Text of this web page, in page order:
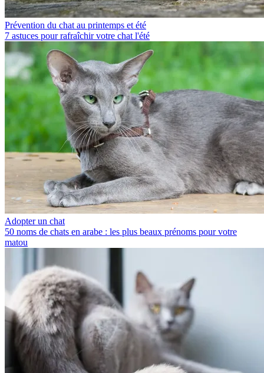
Prévention du chat au printemps et été
7 astuces pour rafraîchir votre chat l'été
Adopter un chat
50 noms de chats en arabe : les plus beaux prénoms pour votre
matou